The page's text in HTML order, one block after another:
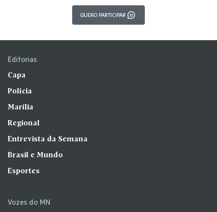
QUERO PARTICIPAR
Editorias
Capa
Polícia
Marília
Regional
Entrevista da Semana
Brasil e Mundo
Esportes
Vozes do MN